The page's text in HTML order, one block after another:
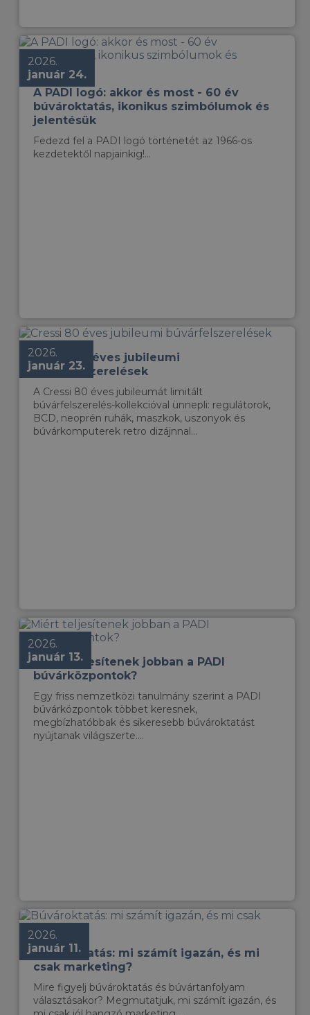
2026.
január 24.
A PADI logó: akkor és most - 60 év
búvároktatás, ikonikus szimbólumok és
jelentésük
Fedezd fel a PADI logó történetét az 1966-os
kezdetektől napjainkig!...
2026.
január 23.
Cressi 80 éves jubileumi
búvárfelszerelések
A Cressi 80 éves jubileumát limitált
búvárfelszerelés-kollekcióval ünnepli: regulátorok,
BCD, neoprén ruhák, maszkok, uszonyok és
búvárkomputerek retro dizájnnal...
2026.
január 13.
Miért teljesítenek jobban a PADI
búvárközpontok?
Egy friss nemzetközi tanulmány szerint a PADI
búvárközpontok többet keresnek,
megbízhatóbbak és sikeresebb búvároktatást
nyújtanak világszerte....
2026.
január 11.
Búvároktatás: mi számít igazán, és mi
csak marketing?
Mire figyelj búvároktatás és búvártanfolyam
választásakor? Megmutatjuk, mi számít igazán, és